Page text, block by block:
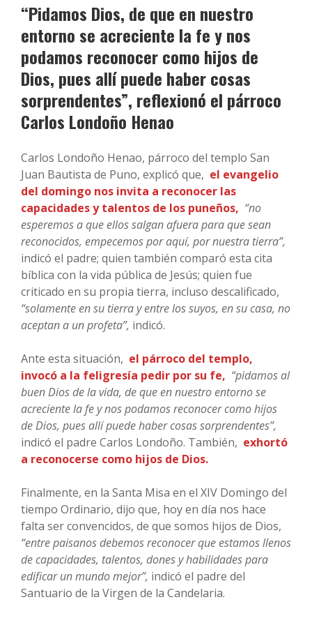
“Pidamos Dios, de que en nuestro
entorno se acreciente la fe y nos
podamos reconocer como hijos de
Dios, pues allí puede haber cosas
sorprendentes”, reflexionó el párroco
Carlos Londoño Henao
Carlos Londoño Henao, párroco del templo San
Juan Bautista de Puno, explicó que, el evangelio
del domingo nos invita a reconocer las
capacidades y talentos de los puneños, “no
esperemos a que ellos salgan afuera para que sean
reconocidos, empecemos por aquí, por nuestra tierra”,
indicó el padre; quien también comparó esta cita
bíblica con la vida pública de Jesús; quien fue
criticado en su propia tierra, incluso descalificado,
“solamente en su tierra y entre los suyos, en su casa, no
aceptan a un profeta”, indicó.
Ante esta situación, el párroco del templo,
invocó a la feligresía pedir por su fe, “pidamos al
buen Dios de la vida, de que en nuestro entorno se
acreciente la fe y nos podamos reconocer como hijos
de Dios, pues allí puede haber cosas sorprendentes”,
indicó el padre Carlos Londoño. También, exhortó
a reconocerse como hijos de Dios.
Finalmente, en la Santa Misa en el XIV Domingo del
tiempo Ordinario, dijo que, hoy en día nos hace
falta ser convencidos, de que somos hijos de Dios,
“entre paisanos debemos reconocer que estamos llenos
de capacidades, talentos, dones y habilidades para
edificar un mundo mejor”, indicó el padre del
Santuario de la Virgen de la Candelaria.